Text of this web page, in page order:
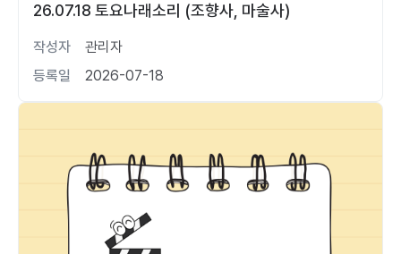
26.07.18 토요나래소리 (조향사, 마술사)
작성자
관리자
등록일
2026-07-18